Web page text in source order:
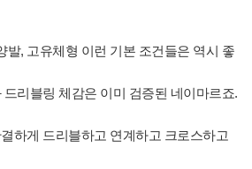
발, 고유체형 이런 기본 조건들은 역시 좋
드리블링 체감은 이미 검증된 네이마르죠.
하게 드리블하고 연계하고 크로스하고